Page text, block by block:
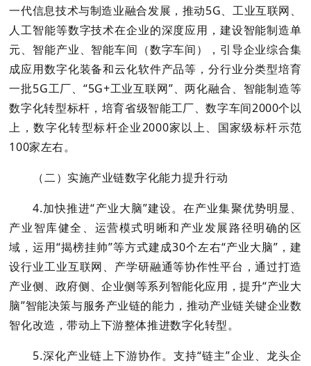
一代信息技术与制造业融合发展，推动5G、工业互联网、
人工智能等数字技术在企业的深度应用，建设智能制造单
元、智能产业、智能车间（数字车间），引导企业综合集
成应用数字化装备和云化软件产品等，分行业分类型培育
一批5G工厂、“5G+工业互联网”、两化融合、智能制造等
数字化转型标杆，培育省级智能工厂、数字车间2000个以
上，数字化转型标杆企业2000家以上、国家级标杆示范
100家左右。
（二）实施产业链数字化能力提升行动
4.加快推进“产业大脑”建设。在产业集聚优势明显、
产业智库健全、运营模式明晰和产业发展路径明确的区
域，运用“揭榜挂帅”等方式建成30个左右“产业大脑”，建
设行业工业互联网、产学研融通等协作性平台，通过打造
产业侧、政府侧、企业侧等系列智能化应用，提升“产业大
脑”智能决策与服务产业链的能力，推动产业链关键企业数
智化改造，带动上下游整体推进数字化转型。
5.深化产业链上下游协作。支持“链主”企业、龙头企